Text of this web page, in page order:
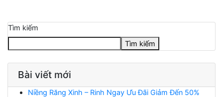
Tìm kiếm
Tìm kiếm
Bài viết mới
Niềng Răng Xinh – Rinh Ngay Ưu Đãi Giảm Đến 50%